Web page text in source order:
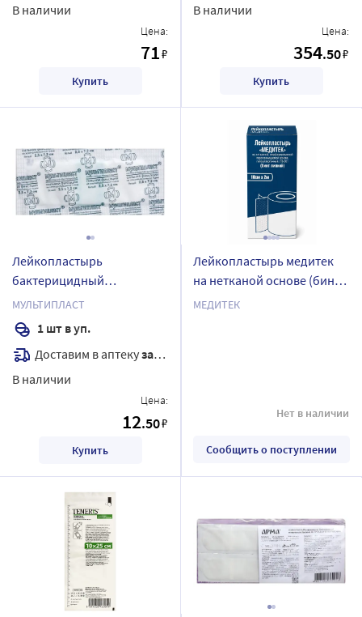
В наличии
Цена:
71₽
Купить
В наличии
Цена:
354.50₽
Купить
Лейкопластырь
бактерицидный
мультипласт сильной
фиксации 2,5х7,2 1 шт.
МУЛЬТИПЛАСТ
1 шт в уп.
Доставим в аптекузавтра
В наличии
Цена:
12.50₽
Купить
Лейкопластырь медитек
на нетканой основе (бинт
липкий) лб 001 10 смх2 м
МЕДИТЕК
Нет в наличии
Сообщить о поступлении